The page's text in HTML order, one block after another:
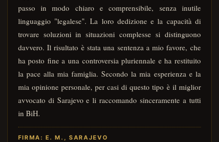
passo in modo chiaro e comprensibile, senza inutile
linguaggio "legalese". La loro dedizione e la capacità di
trovare soluzioni in situazioni complesse si distinguono
davvero. Il risultato è stata una sentenza a mio favore, che
ha posto fine a una controversia pluriennale e ha restituito
la pace alla mia famiglia. Secondo la mia esperienza e la
mia opinione personale, per casi di questo tipo è il miglior
avvocato di Sarajevo e li raccomando sinceramente a tutti
in BiH.
FIRMA: E. M., SARAJEVO